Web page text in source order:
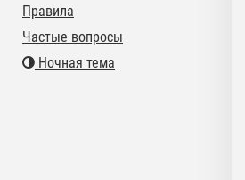
Правила
Частые вопросы
Ночная тема